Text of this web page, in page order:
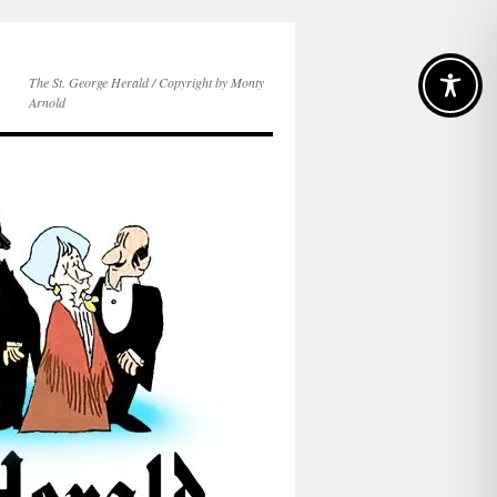
The St. George Herald / Copyright by Monty
Arnold